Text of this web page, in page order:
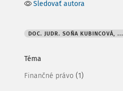
Sledovať autora
DOC. JUDR. SOŇA KUBINCOVÁ, ...
Téma
Finančné právo (1)